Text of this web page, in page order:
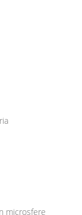
microsfere